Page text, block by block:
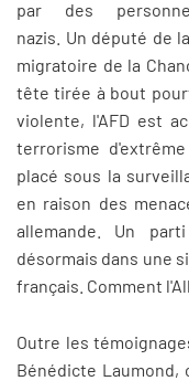
par des
nazis. Un député de
migratoire de la
tête tirée à bout
violente, l'AFD est
terrorisme
placé sous la
en raison des
allemande. Un
désormais dans une
français. Comment
Outre les
Bénédicte